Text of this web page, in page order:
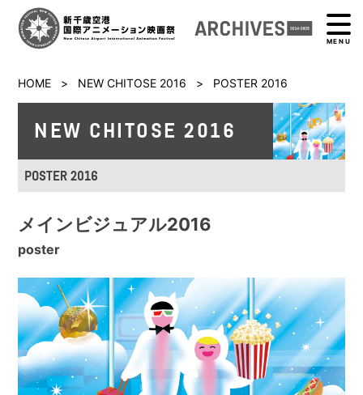
MENU
HOME > NEW CHITOSE 2016 > POSTER 2016
NEW CHITOSE 2016
POSTER 2016
メインビジュアル2016
poster